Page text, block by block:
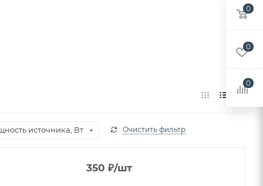
источника, Вт Очистить фильтр
350 ₽/шт
0
0
0